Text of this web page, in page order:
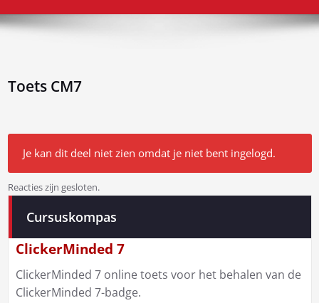
Toets CM7
Je kan dit deel niet zien omdat je niet bent ingelogd.
Bericht
navigatie
Reacties zijn gesloten.
Cursuskompas
ClickerMinded 7
ClickerMinded 7 online toets voor het behalen van de
ClickerMinded 7-badge.